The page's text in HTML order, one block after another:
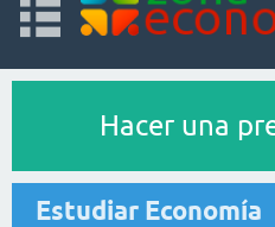
Hacer una
Estudiar Economía